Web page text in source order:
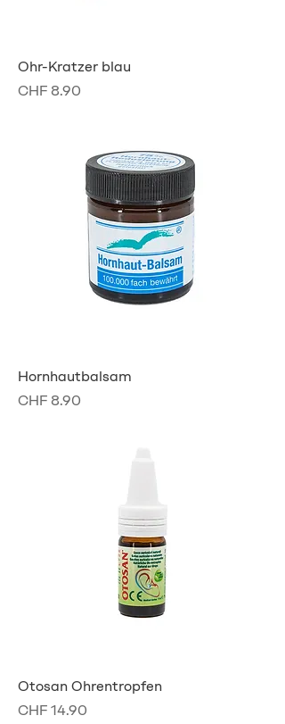
Ohr-Kratzer blau
Preis
CHF 8.90
Hornhautbalsam
Preis
CHF 8.90
Otosan Ohrentropfen
Preis
CHF 14.90